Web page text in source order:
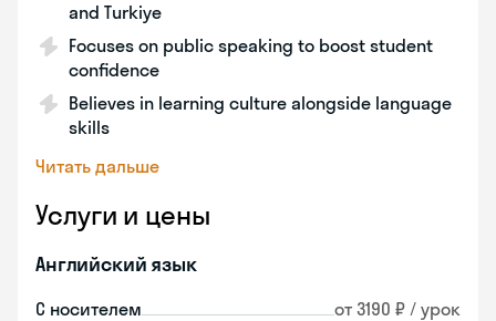
and Turkiye
Focuses on public speaking to boost student
confidence
Believes in learning culture alongside language
skills
Читать дальше
Услуги и цены
Английский язык
С носителем от 3190 ₽ / урок